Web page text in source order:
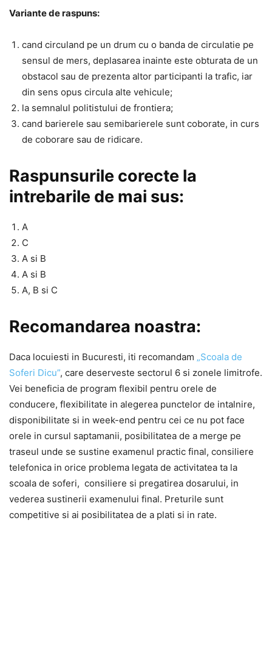
Variante de raspuns:
cand circuland pe un drum cu o banda de circulatie pe
sensul de mers, deplasarea inainte este obturata de un
obstacol sau de prezenta altor participanti la trafic, iar
din sens opus circula alte vehicule;
la semnalul politistului de frontiera;
cand barierele sau semibarierele sunt coborate, in curs
de coborare sau de ridicare.
Raspunsurile corecte la
intrebarile de mai sus:
A
C
A si B
A si B
A, B si C
Recomandarea noastra:
Daca locuiesti in Bucuresti, iti recomandam „Scoala de
Soferi Dicu”, care deserveste sectorul 6 si zonele limitrofe.
Vei beneficia de program flexibil pentru orele de
conducere, flexibilitate in alegerea punctelor de intalnire,
disponibilitate si in week-end pentru cei ce nu pot face
orele in cursul saptamanii, posibilitatea de a merge pe
traseul unde se sustine examenul practic final, consiliere
telefonica in orice problema legata de activitatea ta la
scoala de soferi, consiliere si pregatirea dosarului, in
vederea sustinerii examenului final. Preturile sunt
competitive si ai posibilitatea de a plati si in rate.